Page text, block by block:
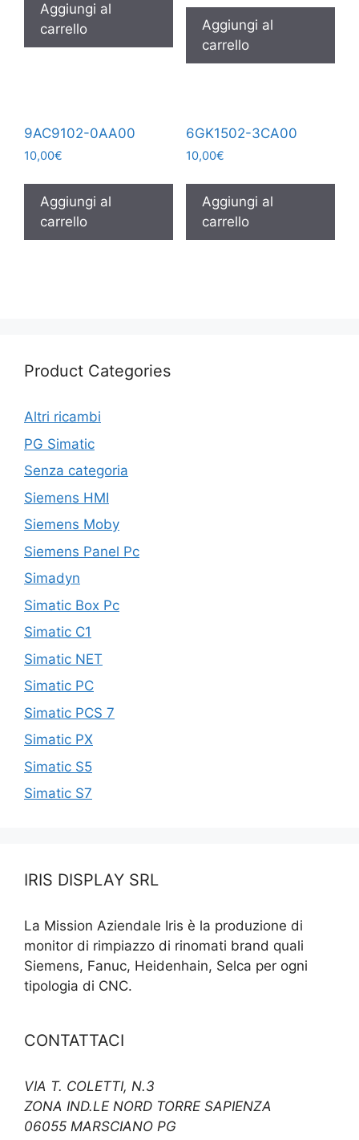
Aggiungi al
carrello
Aggiungi al
carrello
9AC9102-0AA00
10,00€
Aggiungi al
carrello
6GK1502-3CA00
10,00€
Aggiungi al
carrello
Product Categories
Altri ricambi
PG Simatic
Senza categoria
Siemens HMI
Siemens Moby
Siemens Panel Pc
Simadyn
Simatic Box Pc
Simatic C1
Simatic NET
Simatic PC
Simatic PCS 7
Simatic PX
Simatic S5
Simatic S7
IRIS DISPLAY SRL
La Mission Aziendale Iris è la produzione di
monitor di rimpiazzo di rinomati brand quali
Siemens, Fanuc, Heidenhain, Selca per ogni
tipologia di CNC.
CONTATTACI
VIA T. COLETTI, N.3
ZONA IND.LE NORD TORRE SAPIENZA
06055 MARSCIANO PG